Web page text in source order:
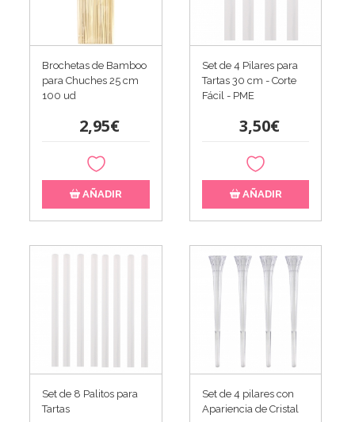
Brochetas de Bamboo
para Chuches 25 cm
100 ud
2,95€
AÑADIR
Set de 4 Pilares para
Tartas 30 cm - Corte
Fácil - PME
3,50€
AÑADIR
Set de 8 Palitos para
Tartas
Set de 4 pilares con
Apariencia de Cristal